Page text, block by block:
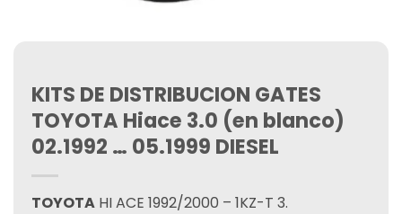
KITS DE DISTRIBUCION GATES
TOYOTA Hiace 3.0 (en blanco)
02.1992 … 05.1999 DIESEL
TOYOTA HI ACE 1992/2000 – 1KZ-T 3.